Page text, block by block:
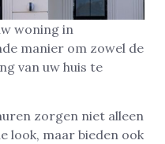
woning in
manier om zowel de
van uw huis te
zorgen niet alleen
look, maar bieden ook